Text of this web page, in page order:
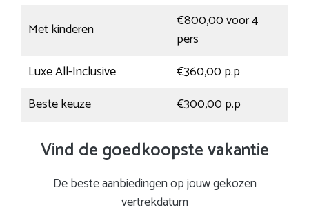
Met kinderen
€800,00 voor 4
pers
Luxe All-Inclusive
€360,00 p.p
Beste keuze
€300,00 p.p
Vind de goedkoopste vakantie
De beste aanbiedingen op jouw gekozen
vertrekdatum